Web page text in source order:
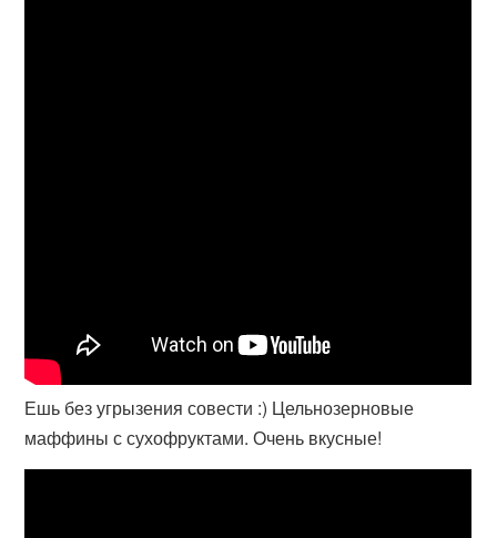
Ешь без угрызения совести :) Цельнозерновые
маффины с сухофруктами. Очень вкусные!